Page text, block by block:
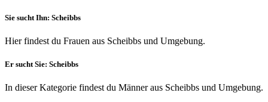
Sie sucht Ihn: Scheibbs
Hier findest du Frauen aus Scheibbs und Umgebung.
Er sucht Sie: Scheibbs
In dieser Kategorie findest du Männer aus Scheibbs und Umgebung.